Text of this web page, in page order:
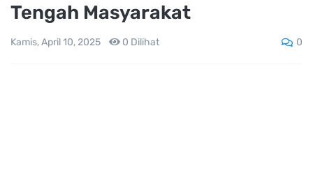
Tengah Masyarakat
Kamis, April 10, 2025 0 Dilihat 0